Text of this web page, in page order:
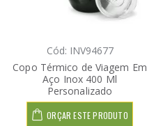
Cód: INV94677
Copo Térmico de Viagem Em
Aço Inox 400 Ml
Personalizado
ORÇAR ESTE PRODUTO